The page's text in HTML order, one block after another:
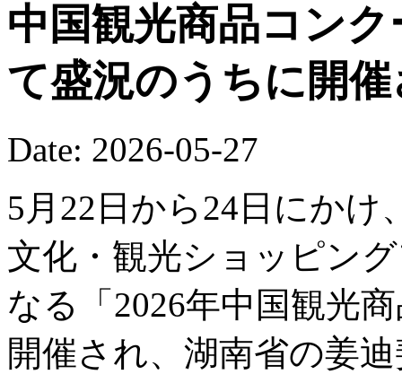
中国観光商品コン
て盛況のうちに開
Date: 2026-05-27
5月22日から24日にかけ
文化・観光ショッピン
なる「2026年中国観光
開催され、湖南省の姜